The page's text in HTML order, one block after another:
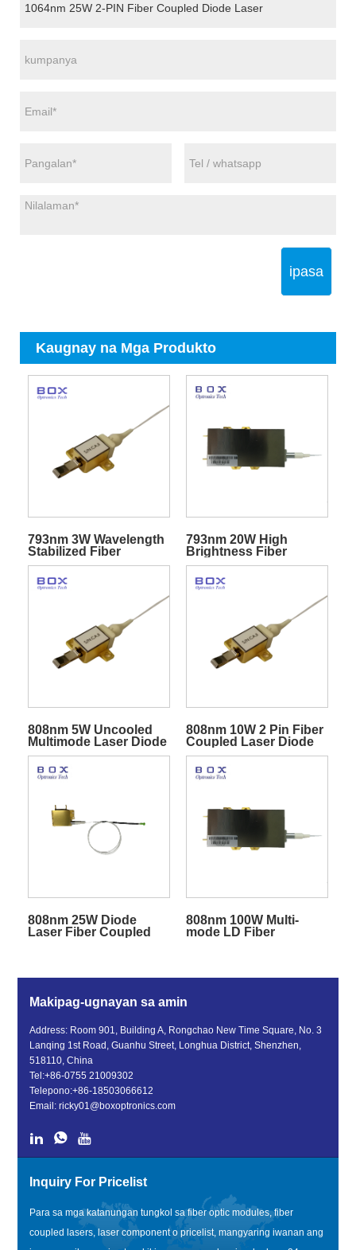
ipasa
Kaugnay na Mga Produkto
793nm 3W Wavelength
Stabilized Fiber
Coupled Pump Laser
Diode
793nm 20W High
Brightness Fiber
Pigtailed Diode Laser
808nm 5W Uncooled
Multimode Laser Diode
Module
808nm 10W 2 Pin Fiber
Coupled Laser Diode
808nm 25W Diode
Laser Fiber Coupled
808nm 100W Multi-
mode LD Fiber
Makipag-ugnayan sa amin
Address: Room 901, Building A, Rongchao New Time Square, No. 3
Lanqing 1st Road, Guanhu Street, Longhua District, Shenzhen,
518110, China
Tel:+86-0755 21009302
Telepono:+86-18503066612
Email:ricky01@boxoptronics.com
Inquiry For Pricelist
Para sa mga katanungan tungkol sa fiber optic modules, fiber
coupled lasers, laser component o pricelist, mangyaring iwanan ang